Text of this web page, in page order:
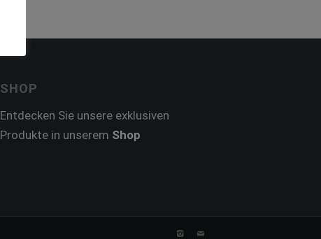
SHOP
Entdecken Sie unsere exklusiven
Produkte in unserem Shop